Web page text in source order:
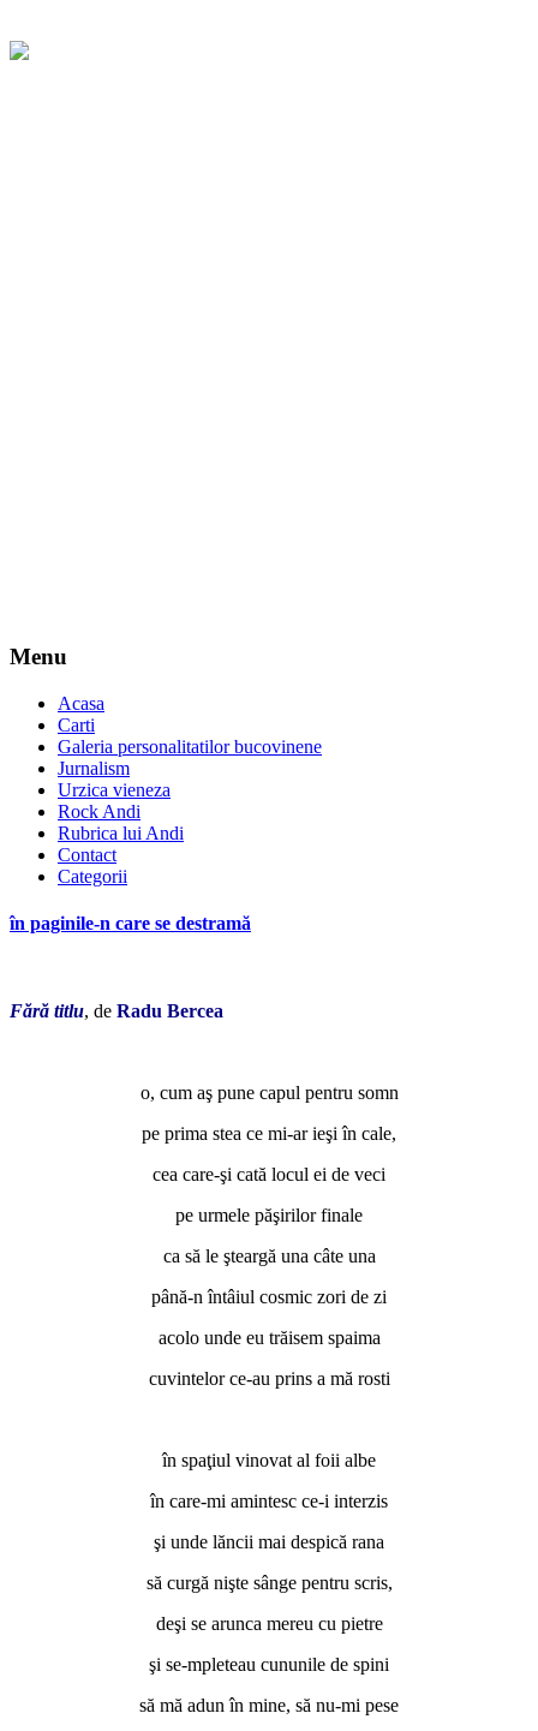
Menu
Acasa
Carti
Galeria personalitatilor bucovinene
Jurnalism
Urzica vieneza
Rock Andi
Rubrica lui Andi
Contact
Categorii
în paginile-n care se destramă
Fără titlu, de Radu Bercea
o, cum aş pune capul pentru somn
pe prima stea ce mi-ar ieşi în cale,
cea care-şi cată locul ei de veci
pe urmele păşirilor finale
ca să le şteargă una câte una
până-n întâiul cosmic zori de zi
acolo unde eu trăisem spaima
cuvintelor ce-au prins a mă rosti
în spaţiul vinovat al foii albe
în care-mi amintesc ce-i interzis
şi unde lăncii mai despică rana
să curgă nişte sânge pentru scris,
deşi se arunca mereu cu pietre
şi se-mpleteau cununile de spini
să mă adun în mine, să nu-mi pese